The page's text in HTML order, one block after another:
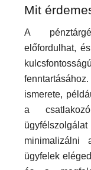
Mit
A
előfordulhat,
ismerete,
a
ügyfelek